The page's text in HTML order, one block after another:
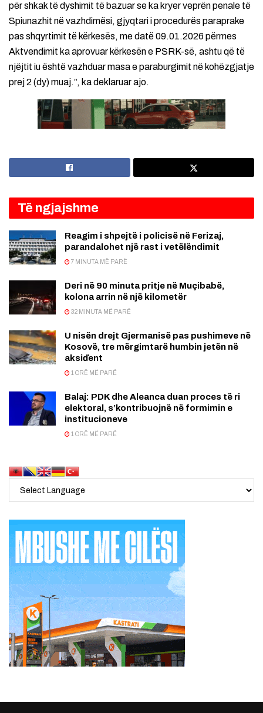
për shkak të dyshimit të bazuar se ka kryer veprën penale të
Spiunazhit në vazhdimësi, gjyqtari i procedurës paraprake
pas shqyrtimit të kërkesës, me datë 09.01.2026 përmes
Aktvendimit ka aprovuar kërkesën e PSRK-së, ashtu që të
njëjtit iu është vazhduar masa e paraburgimit në kohëzgjatje
prej 2 (dy) muaj.”, ka deklaruar ajo.
Të ngjajshme
Reagim i shpejtë i policisë në Ferizaj,
parandalohet një rast i vetëlëndimit
7 MINUTA MË PARË
Deri në 90 minuta pritje në Muçibabë,
kolona arrin në një kilometër
32 MINUTA MË PARË
U nisën drejt Gjermanisë pas pushimeve në
Kosovë, tre mërgimtarë humbin jetën në
aksiďent
1 ORË MË PARË
Balaj: PDK dhe Aleanca duan proces të ri
elektoral, s’kontribuojnë në formimin e
institucioneve
1 ORË MË PARË